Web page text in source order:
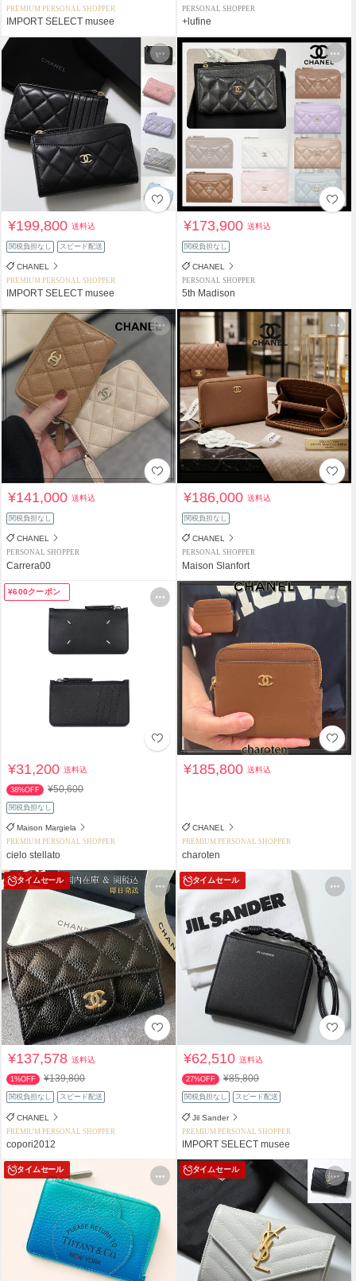
PREMIUM PERSONAL SHOPPER
IMPORT SELECT musee
PERSONAL SHOPPER
+lufine
¥199,800送料込
関税負担なし スピード配送
CHANEL
PREMIUM PERSONAL SHOPPER
IMPORT SELECT musee
¥173,900送料込
関税負担なし
CHANEL
PERSONAL SHOPPER
5th Madison
¥141,000送料込
関税負担なし
CHANEL
PERSONAL SHOPPER
Carrera00
¥186,000送料込
関税負担なし
CHANEL
PERSONAL SHOPPER
Maison Slanfort
¥600クーポン
¥31,200送料込
38%OFF ¥50,600
関税負担なし
Maison Margiela
PREMIUM PERSONAL SHOPPER
cielo stellato
¥185,800送料込
CHANEL
PREMIUM PERSONAL SHOPPER
charoten
タイムセール
¥137,578送料込
1%OFF ¥139,800
関税負担なし スピード配送
CHANEL
PREMIUM PERSONAL SHOPPER
copori2012
タイムセール
¥62,510送料込
27%OFF ¥85,800
関税負担なし スピード配送
Jil Sander
PREMIUM PERSONAL SHOPPER
IMPORT SELECT musee
タイムセール タイムセール